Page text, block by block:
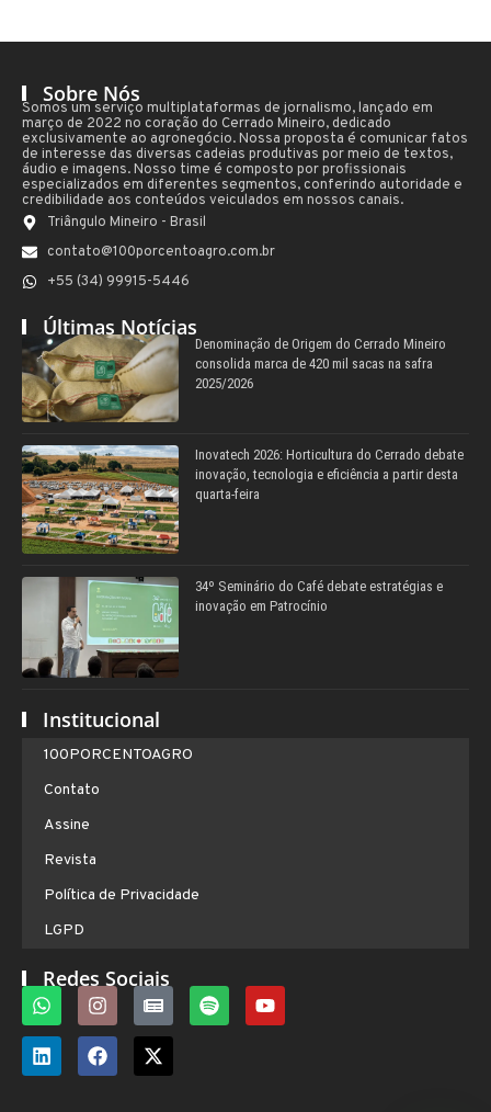
Sobre Nós
Somos um serviço multiplataformas de jornalismo, lançado em
março de 2022 no coração do Cerrado Mineiro, dedicado
exclusivamente ao agronegócio. Nossa proposta é comunicar fatos
de interesse das diversas cadeias produtivas por meio de textos,
áudio e imagens. Nosso time é composto por profissionais
especializados em diferentes segmentos, conferindo autoridade e
credibilidade aos conteúdos veiculados em nossos canais.
Triângulo Mineiro - Brasil
contato@100porcentoagro.com.br
+55 (34) 99915-5446
Últimas Notícias
Denominação de Origem do Cerrado Mineiro
consolida marca de 420 mil sacas na safra
2025/2026
Inovatech 2026: Horticultura do Cerrado debate
inovação, tecnologia e eficiência a partir desta
quarta-feira
34º Seminário do Café debate estratégias e
inovação em Patrocínio
Institucional
100PORCENTOAGRO
Contato
Assine
Revista
Política de Privacidade
LGPD
Redes Sociais